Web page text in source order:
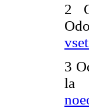
2
3
la